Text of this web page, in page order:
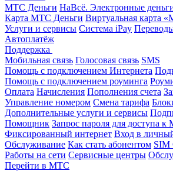
МТС Деньги НаВсё. Электронные
Карта МТС Деньги Виртуальная карта
Услуги и сервисы Система iPay
Автоплатёж
Поддержка
Мобильная связь Голосовая связь SMS
Помощь с подключением Интернета
Помощь с подключением роуминга
Оплата Начисления Пополнения счета
Управление номером Смена тарифа
Дополнительные услуги и сервисы
Помощник Запрос пароля для доступа
Фиксированный интернет Вход в
Обслуживание Как стать абонентом SIM
Работы на сети Сервисные центры
Перейти в МТС